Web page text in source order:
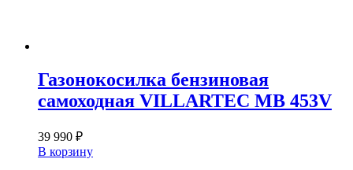
Газонокосилка бензиновая
самоходная VILLARTEC MB 453V
39 990 ₽
В корзину